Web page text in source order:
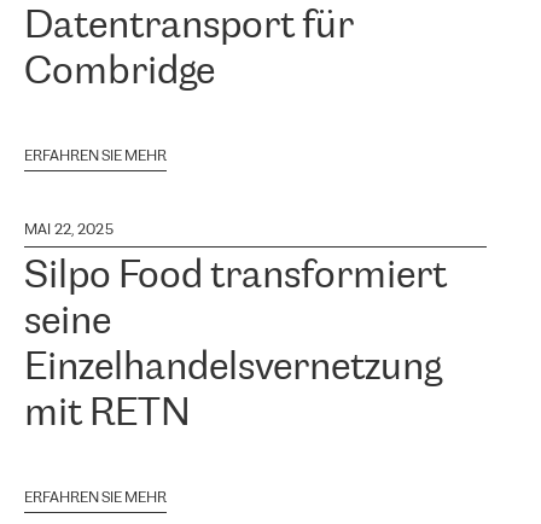
Datentransport für
Combridge
ERFAHREN SIE MEHR
MAI 22, 2025
Silpo Food transformiert
seine
Einzelhandelsvernetzung
mit RETN
ERFAHREN SIE MEHR